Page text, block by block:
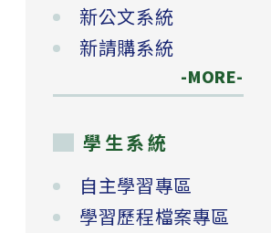
新公文系統
新請購系統
-MORE-
學生系統
自主學習專區
學習歷程檔案專區